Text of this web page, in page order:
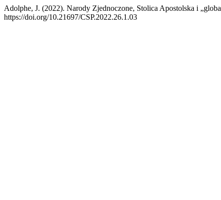
Adolphe, J. (2022). Narody Zjednoczone, Stolica Apostolska i
https://doi.org/10.21697/CSP.2022.26.1.03